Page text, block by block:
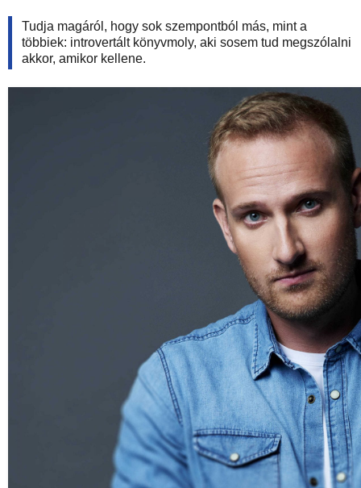
Tudja magáról, hogy sok szempontból más, mint a
többiek: introvertált könyvmoly, aki sosem tud megszólalni
akkor, amikor kellene.